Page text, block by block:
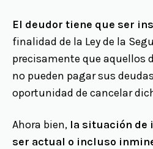
El deudor tiene que ser
finalidad de la Ley de la
precisamente que aquellos
no pueden pagar sus
oportunidad de cancelar
Ahora bien, la situación de
ser actual o incluso